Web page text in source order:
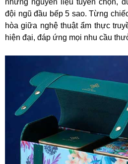
những nguyên liệu tuyển chọn,
đội ngũ đầu bếp 5 sao. Từng
hòa giữa nghệ thuật ẩm thực
hiện đại, đáp ứng mọi nhu cầu